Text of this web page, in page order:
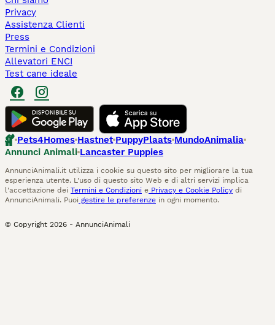
Privacy
Assistenza Clienti
Press
Termini e Condizioni
Allevatori ENCI
Test cane ideale
Pets4Homes Hastnet PuppyPlaats MundoAnimalia
Annunci Animali Lancaster Puppies
AnnunciAnimali.it utilizza i cookie su questo sito per migliorare la tua
esperienza utente. L'uso di questo sito Web e di altri servizi implica
l'accettazione dei Termini e Condizioni e Privacy e Cookie Policy di
AnnunciAnimali. Puoi gestire le preferenze in ogni momento.
© Copyright 2026 - AnnunciAnimali